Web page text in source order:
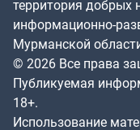
территория добрых
информационно-
Мурманской
© 2026 Все права
Публикуемая
18+.
Использование